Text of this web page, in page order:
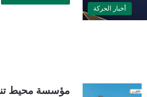
أخبار الحركة
مؤسسة محيط